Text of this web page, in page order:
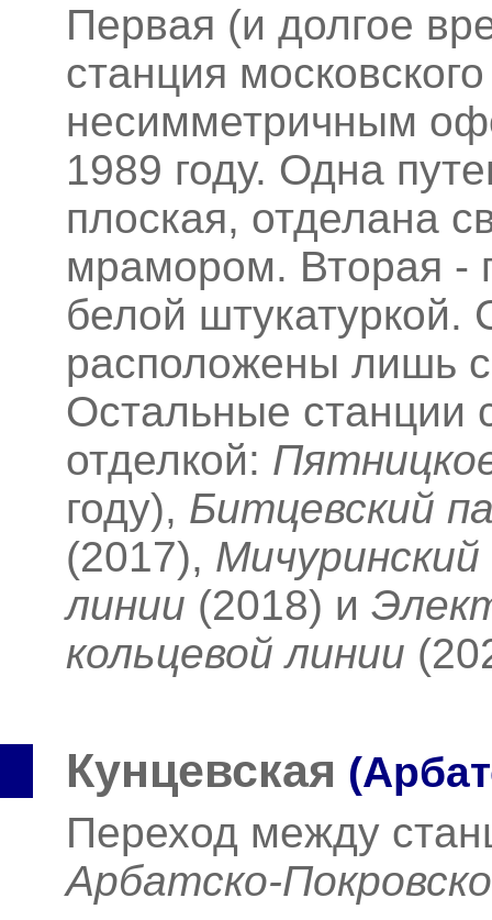
Первая (и долгое
станция
несимметричным
1989 году. Одна
плоская, отделана
мрамором. Вторая -
белой штукатуркой.
расположены лишь
Остальные станции
отделкой:
году), Битцевский
(2017),
линии (2018) и
кольцевой линии
Кунцевская
Переход между
Арбатско-